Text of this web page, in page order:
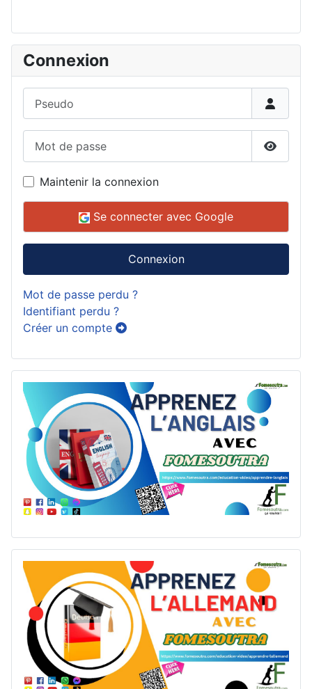
Connexion
Maintenir la connexion
Se connecter avec Google
Connexion
Mot de passe perdu ?
Identifiant perdu ?
Créer un compte